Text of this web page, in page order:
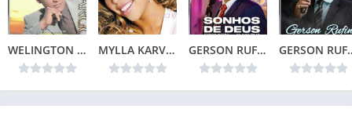
WELINGTON CAMARGO (1999) MYLLA KARVALHO – MINHA VIDA GERSON RUFINO – SONHOS DE DEUS (2024)